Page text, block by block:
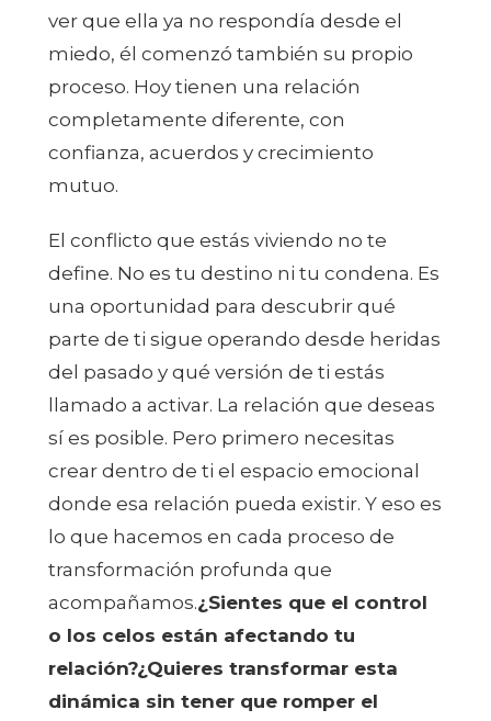
ver que ella ya no respondía desde el
miedo, él comenzó también su propio
proceso. Hoy tienen una relación
completamente diferente, con
confianza, acuerdos y crecimiento
mutuo.
El conflicto que estás viviendo no te
define. No es tu destino ni tu condena. Es
una oportunidad para descubrir qué
parte de ti sigue operando desde heridas
del pasado y qué versión de ti estás
llamado a activar. La relación que deseas
sí es posible. Pero primero necesitas
crear dentro de ti el espacio emocional
donde esa relación pueda existir. Y eso es
lo que hacemos en cada proceso de
transformación profunda que
acompañamos.¿Sientes que el control
o los celos están afectando tu
relación?¿Quieres transformar esta
dinámica sin tener que romper el